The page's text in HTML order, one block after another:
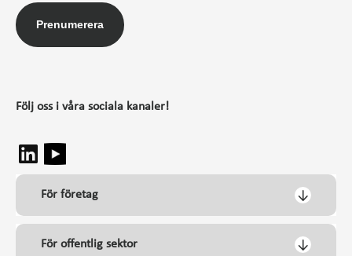
Prenumerera
Följ oss i våra sociala kanaler!
För företag
För offentlig sektor